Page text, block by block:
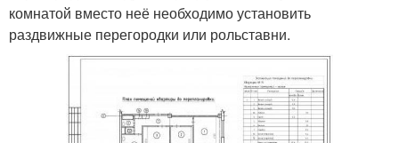
комнатой вместо неё необходимо установить
раздвижные перегородки или рольставни.